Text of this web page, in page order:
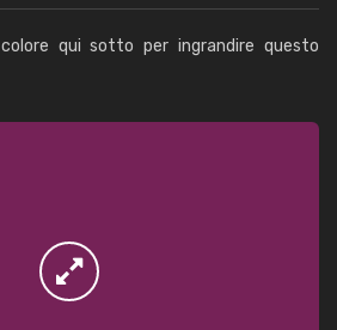
qui sotto per ingrandire questo